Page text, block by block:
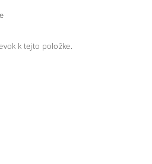
k tejto položke.